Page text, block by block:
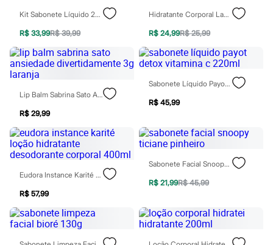
Moda íntima
Calcinhas
Cintas e Modeladores
Meias
Pijamas
Sutiãs e Tops
Moda praia
Maiôs
Saídas de praia
Personagens
Plus size
Blusas e Camisetas
Calças
Casacos e Jaquetas
Jeans
Shorts e Saias
Vestidos
Masculino
Em alta
Dia dos Pais
Kit Sabonete Líquido 200ml E Loção Hid. 200ml Ameixa Negra Único
R$ 33,99R$ 39,99
Hidratante Corporal Labotrat Bubblegum Labpop 150g
R$ 24,99R$ 25,99
Lip Balm Sabrina Sato Ansiedade Divertidamente 3g Laranja
R$ 29,99
Sabonete Líquido Payot Detox Vitamina C 220ml
R$ 45,99
Eudora Instance Karité Loção Hidratante Desodorante Corporal 400ml
R$ 57,99
Sabonete Facial Snoopy Ticiane Pinheiro
R$ 21,99R$ 45,99